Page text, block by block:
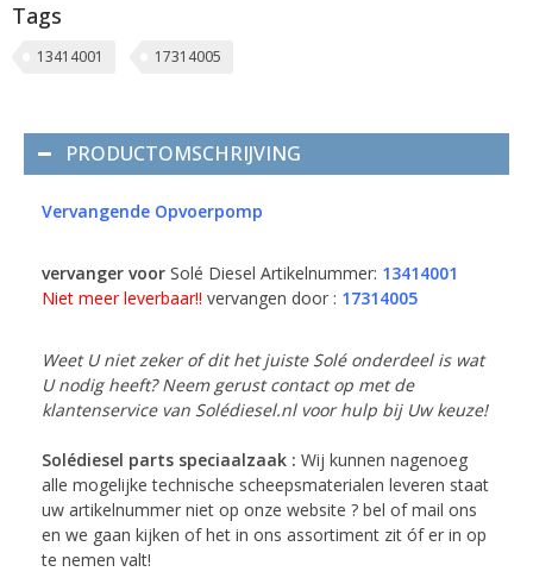
Tags
13414001 17314005
PRODUCTOMSCHRIJVING
Vervangende Opvoerpomp
vervanger voor Solé Diesel Artikelnummer: 13414001
Niet meer leverbaar!! vervangen door : 17314005
Weet U niet zeker of dit het juiste Solé onderdeel is wat
U nodig heeft? Neem gerust contact op met de
klantenservice van Solédiesel.nl voor hulp bij Uw keuze!
Solédiesel parts speciaalzaak : Wij kunnen nagenoeg
alle mogelijke technische scheepsmaterialen leveren staat
uw artikelnummer niet op onze website ? bel of mail ons
en we gaan kijken of het in ons assortiment zit óf er in op
te nemen valt!